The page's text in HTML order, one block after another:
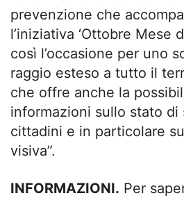
prevenzione che
l’iniziativa ‘Ottobre Mese
così l’occasione per uno
raggio esteso a tutto il
che offre anche la
informazioni sullo stato di
cittadini e in particolare
visiva”.
INFORMAZIONI. Per